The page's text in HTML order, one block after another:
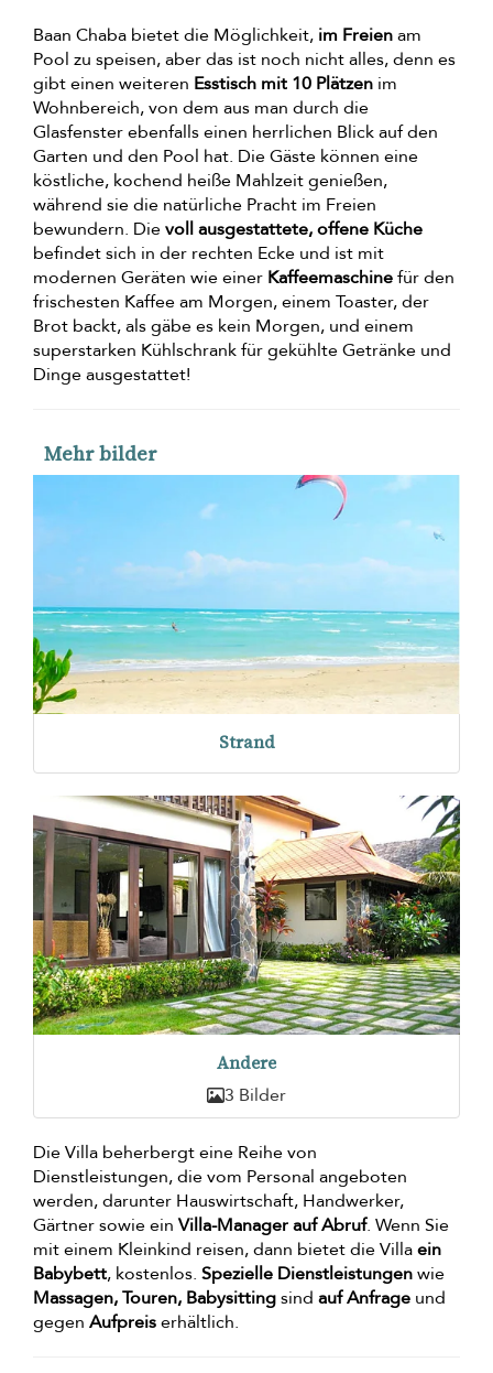
Baan Chaba bietet die Möglichkeit, im Freienam
Pool zu speisen, aber das ist noch nicht alles, denn es
gibt einen weiteren Esstisch mit 10 Plätzen im
Wohnbereich, von dem aus man durch die
Glasfenster ebenfalls einen herrlichen Blick auf den
Garten und den Pool hat. Die Gäste können eine
köstliche, kochend heiße Mahlzeit genießen,
während sie die natürliche Pracht im Freien
bewundern. Dievoll ausgestattete, offene Küche
befindet sich in der rechten Ecke und ist mit
modernen Geräten wie einer Kaffeemaschinefür den
frischesten Kaffee am Morgen, einem Toaster, der
Brot backt, als gäbe es kein Morgen, und einem
superstarken Kühlschrank für gekühlte Getränke und
Dinge ausgestattet!
Mehr bilder
Strand
Andere
3 Bilder
Die Villa beherbergt eine Reihe von
Dienstleistungen, die vom Personal angeboten
werden, darunter Hauswirtschaft, Handwerker,
Gärtner sowie einVilla-Manager auf Abruf. Wenn Sie
mit einem Kleinkind reisen, dann bietet die Villaein
Babybett, kostenlos. Spezielle Dienstleistungenwie
Massagen, Touren, Babysittingsind auf Anfrage und
gegen Aufpreiserhältlich.